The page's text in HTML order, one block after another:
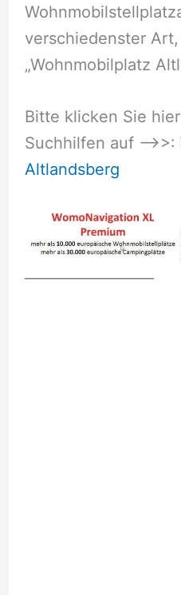
verschiedenster
„Wohnmobilplatz
Bitte klicken Sie
Suchhilfen auf –>>:
Altlandsberg